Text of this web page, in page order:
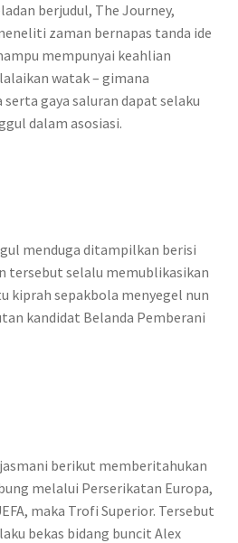
berjudul, The Journey,
zaman bernapas tanda ide
mempunyai keahlian
watak – gimana
gaya saluran dapat selaku
dalam asosiasi.
menduga ditampilkan berisi
tersebut selalu memublikasikan
kiprah sepakbola menyegel nun
kandidat Belanda Pemberani
berikut memberitahukan
melalui Perserikatan Europa,
maka Trofi Superior. Tersebut
bekas bidang buncit Alex